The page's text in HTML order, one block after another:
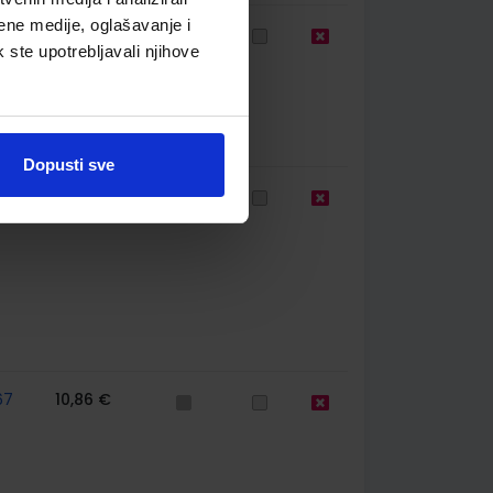
medije, oglašavanje i
ste upotrebljavali njihove
Dopusti sve
14,00 €
10,76 €
10,86 €